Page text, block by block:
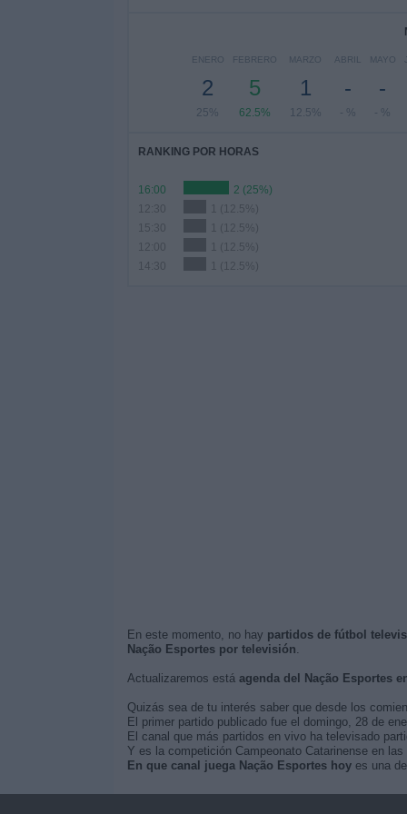
ENERO
2
25%
FEBRERO
5
62.5%
MARZO
1
12.5%
ABRIL
-
- %
MAYO
-
- %
RANKING POR HORAS
16:00
2 (25%)
12:30
1 (12.5%)
15:30
1 (12.5%)
12:00
1 (12.5%)
14:30
1 (12.5%)
En este momento, no hay partidos de fútbol
Nação Esportes por televisión.
Actualizaremos está agenda del Nação Esportes
Quizás sea de tu interés saber que desde los
El primer partido publicado fue el domingo, 28 de
El canal que más partidos en vivo ha televisado
Y es la competición Campeonato Catarinense en
En que canal juega Nação Esportes hoyes una de